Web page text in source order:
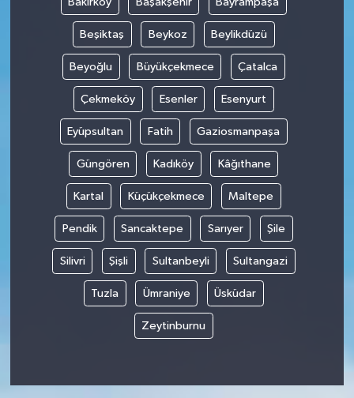
Beşiktaş Beykoz Beylikdüzü
Beyoğlu Büyükçekmece Çatalca
Çekmeköy Esenler Esenyurt
Eyüpsultan Fatih Gaziosmanpaşa
Güngören Kadıköy Kâğıthane
Kartal Küçükçekmece Maltepe
Pendik Sancaktepe Sarıyer Şile
Silivri Şişli Sultanbeyli Sultangazi
Tuzla Ümraniye Üsküdar
Zeytinburnu